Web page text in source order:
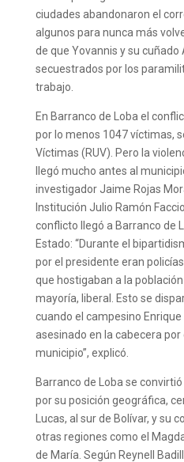
ciudades abandonaron el
algunos para nunca más
de que Yovannis y su cuñado
secuestrados por los
trabajo.
En Barranco de Loba el
por lo menos 1047 víctimas,
Víctimas (RUV). Pero la
llegó mucho antes al
investigador Jaime Rojas
Institución Julio Ramón
conflicto llegó a Barranco de
Estado: “Durante el
por el presidente eran
que hostigaban a la
mayoría, liberal. Esto se
cuando el campesino
asesinado en la cabecera por
municipio”, explicó.
Barranco de Loba se
por su posición geográfica,
Lucas, al sur de Bolívar, y su
otras regiones como el
de María. Según Reynell